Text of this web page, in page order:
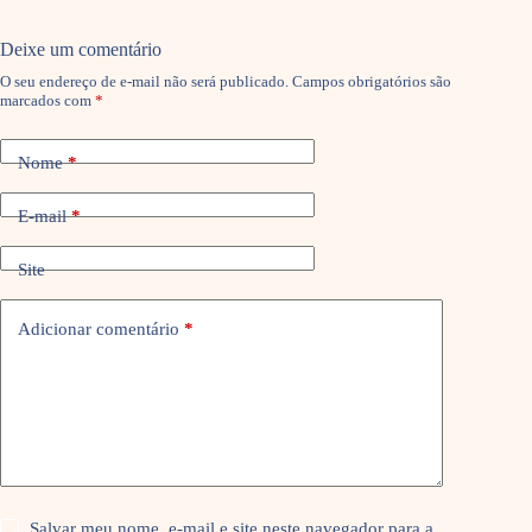
Deixe um comentário
O seu endereço de e-mail não será publicado. Campos obrigatórios são
marcados com *
Nome*
E-mail*
Site
Adicionar comentário *